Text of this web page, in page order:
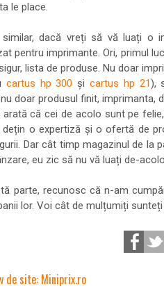
le place.
dacă vreți să vă luați o
pentru imprimante. Ori, primul
lista de produse. Nu doar
cartus hp 300 șicartus hp 21),
doar produsul finit,
arată că cei de acolo sunt pe
dețin o expertiză și o ofertă de
Dar cât timp magazinul de la
eu zic să nu vă luați de-
parte, recunosc că n-am
lor. Voi cât de mulțumiți
de site: Miniprix.ro